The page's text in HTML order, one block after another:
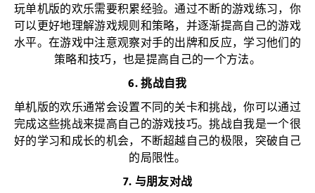
玩单机版的欢乐需要积累经验。通过不断的游戏练习，你
可以更好地理解游戏规则和策略，并逐渐提高自己的游戏
水平。在游戏中注意观察对手的出牌和反应，学习他们的
策略和技巧，也是提高自己的一个方法。
6. 挑战自我
单机版的欢乐通常会设置不同的关卡和挑战，你可以通过
完成这些挑战来提高自己的游戏技巧。挑战自我是一个很
好的学习和成长的机会，不断超越自己的极限，突破自己
的局限性。
7. 与朋友对战